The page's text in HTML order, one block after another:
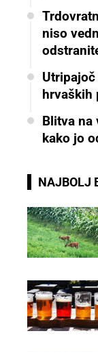
niso
hrvaških
Blitva na
kako jo
NAJBOLJ